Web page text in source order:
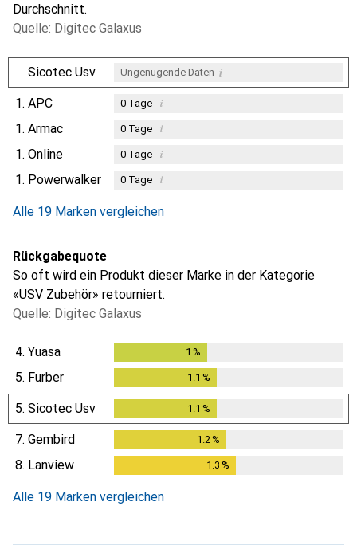
Durchschnitt.
Quelle: Digitec Galaxus
Sicotec Usv Ungenügende Daten i
1. APC 0Tage i
1. Armac 0Tage i
1. Online 0Tage i
1. Powerwalker 0Tage i
Alle 19 Marken vergleichen
Rückgabequote
So oft wird ein Produkt dieser Marke in der Kategorie
«USV Zubehör» retourniert.
Quelle: Digitec Galaxus
4. Yuasa 1 %
5. Furber 1.1 %
5. Sicotec Usv 1.1 %
7. Gembird 1.2 %
8. Lanview 1.3 %
Alle 19 Marken vergleichen